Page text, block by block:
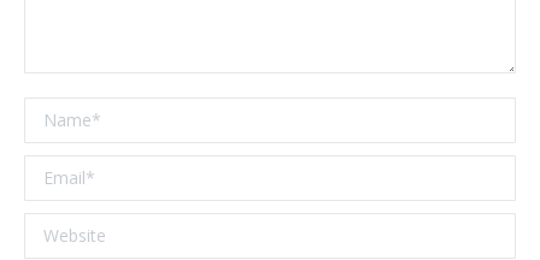
Name *
Email *
Website